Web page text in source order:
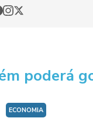
poderá
ECONOMIA